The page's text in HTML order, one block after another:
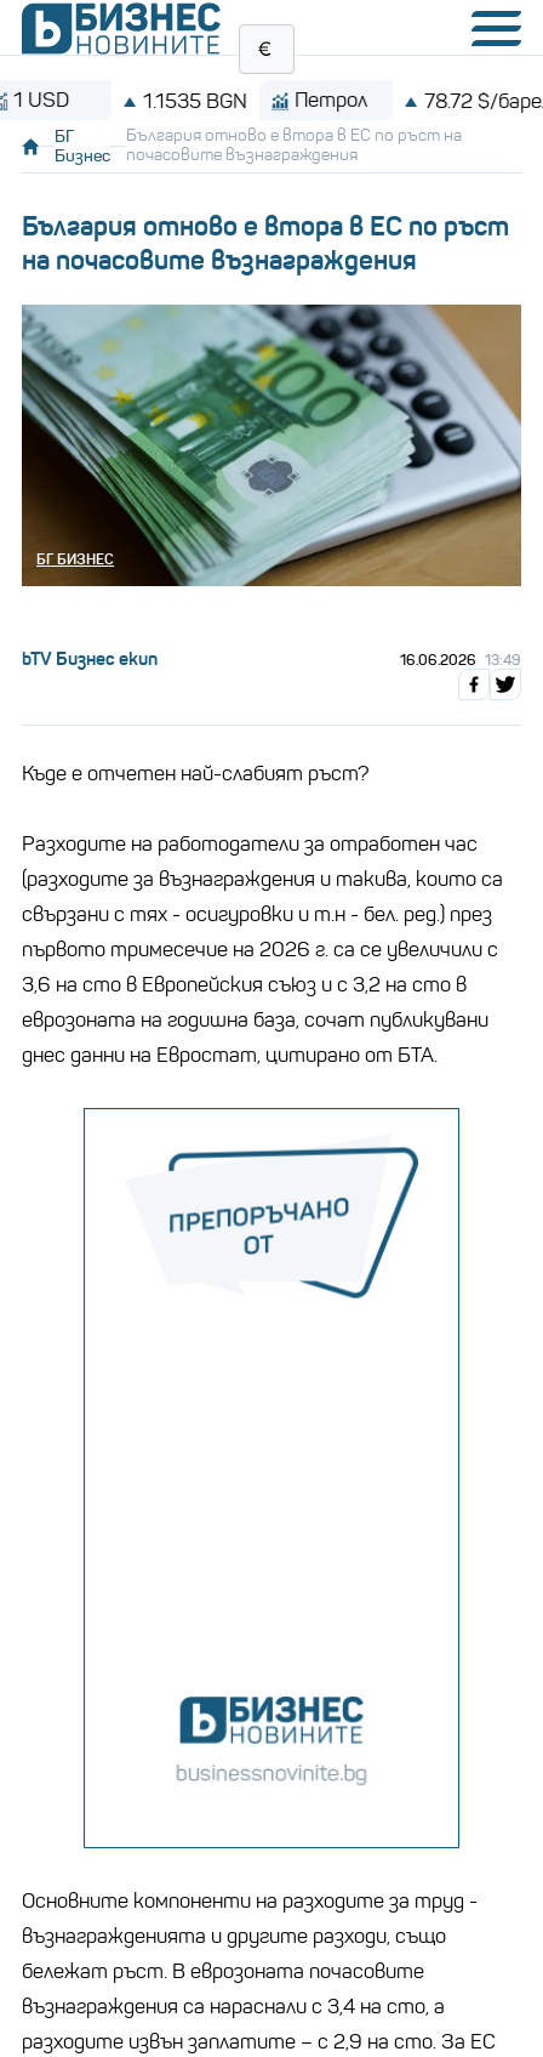
1.1535 BGN Петрол 78.72 $/барел
БГ
Бизнес
България отново е втора в ЕС по ръст на
почасовите възнаграждения
България отново е втора в ЕС по ръст
на почасовите възнаграждения
БГ БИЗНЕС
bTV Бизнес екип 16.06.2026 13:49
Къде е отчетен най-слабият ръст?
Разходите на работодатели за отработен час
(разходите за възнаграждения и такива, които са
свързани с тях - осигуровки и т.н - бел. ред.) през
първото тримесечие на 2026 г. са се увеличили с
3,6 на сто в Европейския съюз и с 3,2 на сто в
еврозоната на годишна база, сочат публикувани
днес данни на Евростат, цитирано от БТА.
Основните компоненти на разходите за труд -
възнагражденията и другите разходи, също
бележат ръст. В еврозоната почасовите
възнаграждения са нараснали с 3,4 на сто, а
разходите извън заплатите – с 2,9 на сто. За ЕС